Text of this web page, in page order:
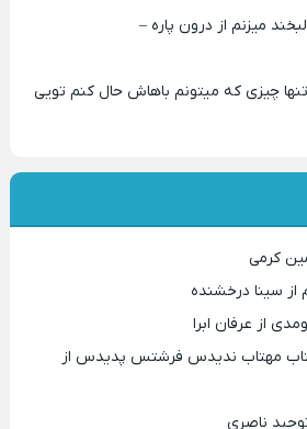
میزنم از درون پاره –
تنها چیزی که میتونم باهاش حال کنم تویی
کرمی
از سینا درخشنده
از عرفان ابرا
مهتاب ندیدس فرشتس پدیدس از